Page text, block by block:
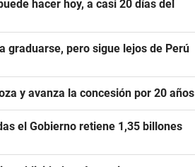
hacer hoy, a casi 20 días del
graduarse, pero sigue lejos de Perú
y avanza la concesión por 20 años
el Gobierno retiene 1,35 billones